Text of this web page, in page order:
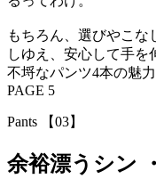
もちろん、選びやこな
しゆえ、安心して手を
不埒なパンツ4本の魅
PAGE 5
Pants 【03】
余裕漂うシン